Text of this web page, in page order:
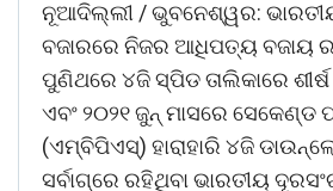
ନୂଆଦିଲ୍ଲୀ / ଭୁବନେଶ୍ୱର:
ବଜାରରେ ନିଜର ଆଧିପତ୍ୟ ବଜାୟ
ପୁଣିଥରେ ୪ଜି ସ୍ପିଡ ତାଲିକାରେ
ଏବଂ ୨୦୨୧ ଜୁନ୍ ମାସରେ ସେକେଣ୍ଡ
(ଏମ୍‌ବିପିଏସ୍‌) ହାରାହାରି ୪ଜି
ସର୍ବାଗ୍ରେ ରହିଥିବା ଭାରତୀୟ